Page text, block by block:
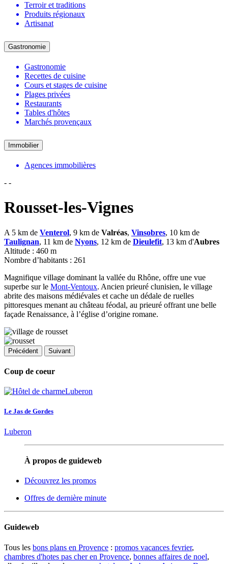
Terroir et traditions
Produits régionaux
Artisanat
Gastronomie
Gastronomie
Recettes de cuisine
Cours et stages de cuisine
Plages privées
Restaurants
Tables d'hôtes
Marchés provençaux
Immobilier
Agences immobilières
- -
Rousset-les-Vignes
A 5 km de Venterol, 9 km de Valréas, Vinsobres, 10 km de
Taulignan, 11 km de Nyons, 12 km de Dieulefit, 13 km d'Aubres
Altitude : 460 m
Nombre d’habitants : 261
Magnifique village dominant la vallée du Rhône, offre une vue
superbe sur le Mont-Ventoux. Ancien prieuré clunisien, le village
abrite des maisons médiévales et cache un dédale de ruelles
pittoresques menant au château féodal, au prieuré offrant une belle
façade Renaissance, à l’église d’origine romane.
Précédent Suivant
Coup de coeur
Le Jas de Gordes
Luberon
À propos de guideweb
Découvrez les promos
Offres de dernière minute
Guideweb
Tous les bons plans en Provence : promos vacances fevrier,
chambres d'hotes pas cher en Provence, bonnes affaires de noel,